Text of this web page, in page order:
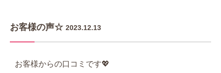
お客様の声☆ 2023.12.13
お客様からの口コミです💖